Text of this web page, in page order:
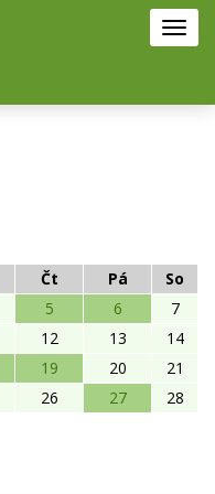
Čt Pá
So
5 6
7
12 13
14
19 20
21
26 27
28